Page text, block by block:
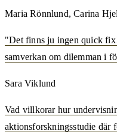
Maria Rönnlund, Carina
"Det finns ju ingen quick
samverkan om dilemman i
Sara Viklund
Vad villkorar hur
aktionsforskningsstudie där